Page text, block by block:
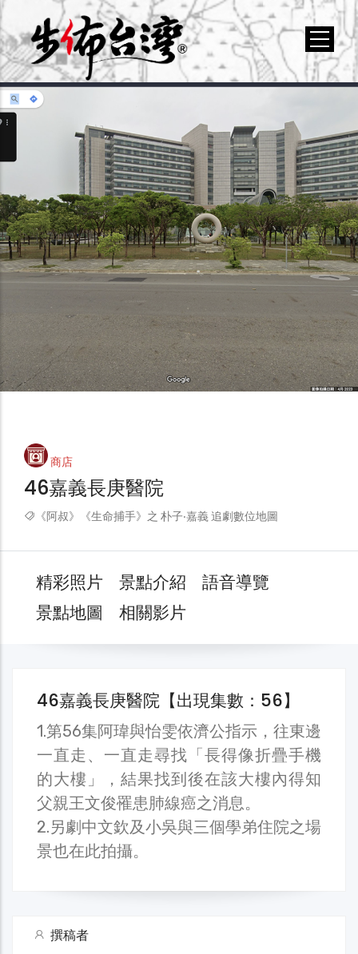
商店
46嘉義長庚醫院
《阿叔》《生命捕手》之 朴子‧嘉義 追劇數位地圖
精彩照片 景點介紹
語音導覽
景點地圖
相關影片
46嘉義長庚醫院【出現集數：56】
1.第56集阿瑋與怡雯依濟公指示，往東邊
一直走、一直走尋找「長得像折疊手機
的大樓」，結果找到後在該大樓內得知
父親王文俊罹患肺線癌之消息。
2.另劇中文欽及小吳與三個學弟住院之場
景也在此拍攝。
撰稿者